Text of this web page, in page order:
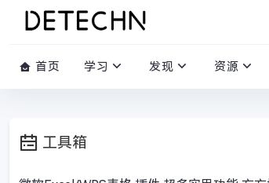
首页 学习 发现 资源
工具箱